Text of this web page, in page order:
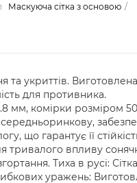
Маскуюча сітка з основою
та укриттів.
для противника.
мм, комірки розміром
що гарантує її
тривалого впливу
Тиха в русі:
уражень: